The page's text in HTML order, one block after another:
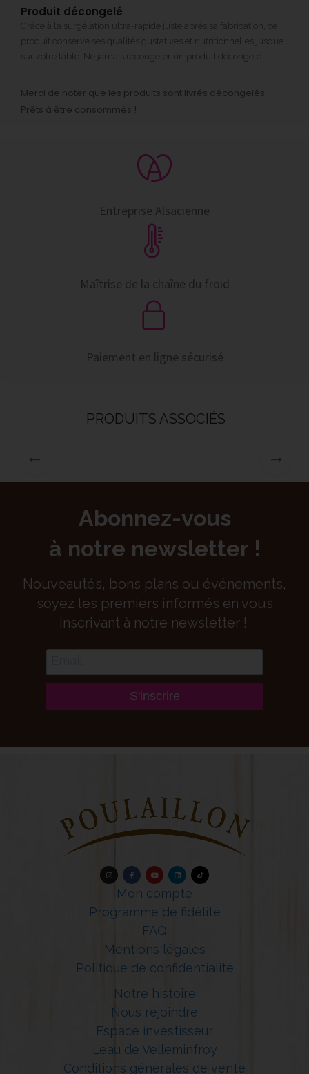
Produit décongelé
Grâce à la surgélation ultra-rapide juste après sa fabrication, ce
produit conserve ses qualités gustatives et nutritionnelles jusque
sur votre table. Ne jamais recongeler un produit décongelé.
Merci de noter que les produits sont livrés décongelés.
Prêts à être consommés !
Entreprise Alsacienne
Maîtrise de la chaîne du froid
Paiement en ligne sécurisé
PRODUITS ASSOCIÉS
Abonnez-vous
à notre newsletter !
Nouveautés, bons plans ou événements,
soyez les premiers informés en vous
inscrivant à notre newsletter !
S'inscrire
Mon compte
Programme de fidélité
FAQ
Mentions légales
Politique de confidentialité
Notre histoire
Nous rejoindre
Espace investisseur
L’eau de Velleminfroy
Conditions générales de vente